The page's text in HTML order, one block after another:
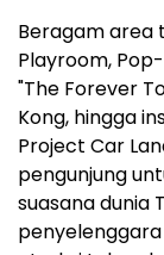
Beragam area
Playroom,
"The Forever
Kong, hingga
Project Car
pengunjung
suasana dunia